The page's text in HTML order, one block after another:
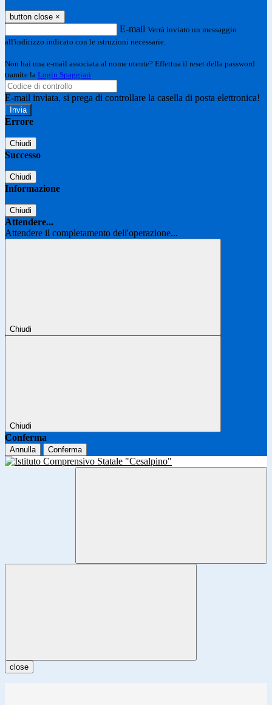
button close ×
E-mail Verrà inviato un messaggio
all'indirizzo indicato con le istruzioni necessarie.
Non hai una e-mail associata al nome utente? Effettua il reset della password
tramite la Login Spaggiari
E-mail inviata, si prega di controllare la casella di posta elettronica!
Errore
Chiudi
Successo
Chiudi
Informazione
Chiudi
Attendere...
Attendere il completamento dell'operazione...
Chiudi
Chiudi
Conferma
Annulla Conferma
close